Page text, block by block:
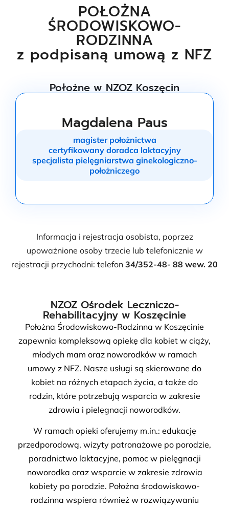
POŁOŻNA
ŚRODOWISKOWO-
RODZINNA
z podpisaną umową z NFZ
Położne w NZOZ Koszęcin
Magdalena Paus
magister położnictwa
certyfikowany doradca laktacyjny
specjalista pielęgniarstwa ginekologiczno-
położniczego
Informacja i rejestracja osobista, poprzez
upoważnione osoby trzecie lub telefonicznie w
rejestracji przychodni: telefon 34/352-48- 88 wew. 20
NZOZ Ośrodek Leczniczo-
Rehabilitacyjny w Koszęcinie
Położna Środowiskowo-Rodzinna w Koszęcinie
zapewnia kompleksową opiekę dla kobiet w ciąży,
młodych mam oraz noworodków w ramach
umowy z NFZ. Nasze usługi są skierowane do
kobiet na różnych etapach życia, a także do
rodzin, które potrzebują wsparcia w zakresie
zdrowia i pielęgnacji noworodków.
W ramach opieki oferujemy m.in.: edukację
przedporodową, wizyty patronażowe po porodzie,
poradnictwo laktacyjne, pomoc w pielęgnacji
noworodka oraz wsparcie w zakresie zdrowia
kobiety po porodzie. Położna środowiskowo-
rodzinna wspiera również w rozwiązywaniu